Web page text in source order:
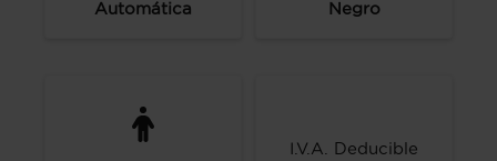
Automática Negro
I.V.A. Deducible